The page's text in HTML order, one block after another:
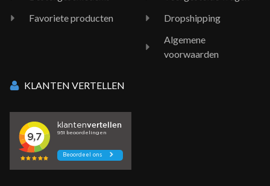
Favoriete producten
Dropshipping
Algemene
voorwaarden
KLANTEN VERTELLEN